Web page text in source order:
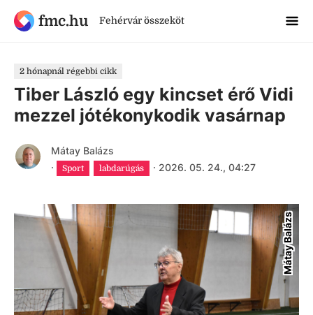
fmc.hu Fehérvár összeköt
2 hónapnál régebbi cikk
Tiber László egy kincset érő Vidi
mezzel jótékonykodik vasárnap
Mátay Balázs
·
Sport labdarúgás · 2026. 05. 24., 04:27
Mátay Balázs